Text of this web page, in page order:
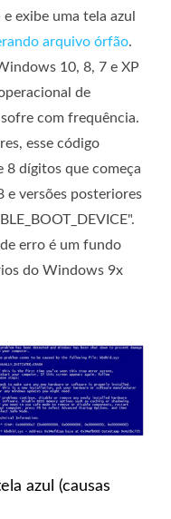
exibe uma tela azul
arquivo órfão.
10, 8, 7 e XP
de
com frequência.
esse código
8 dígitos que começa
e versões posteriores
erro é um fundo
do Windows 9x
azul (causas